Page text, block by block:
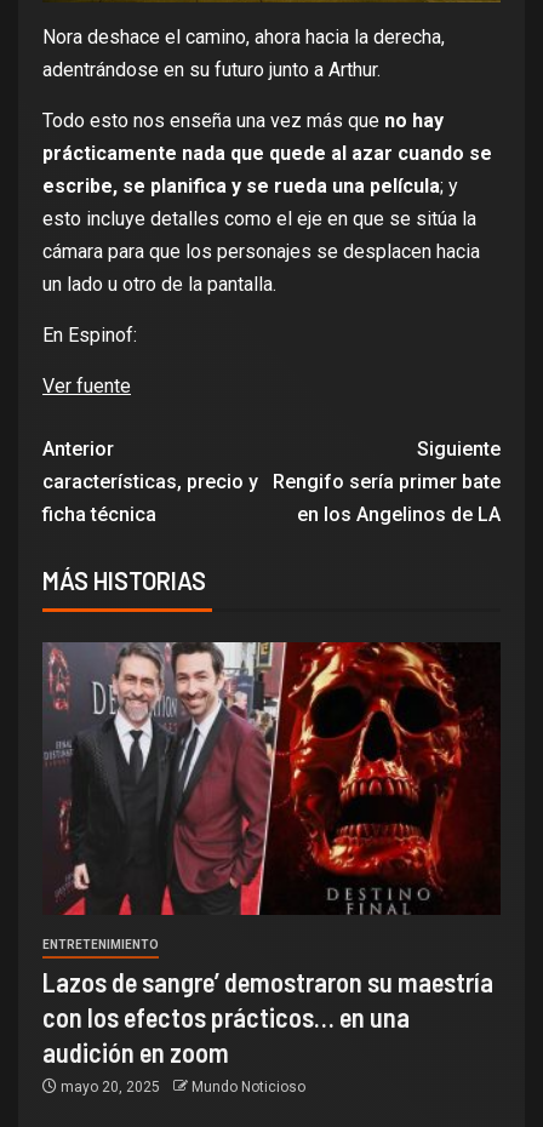
Nora deshace el camino, ahora hacia la derecha,
adentrándose en su futuro junto a Arthur.
Todo esto nos enseña una vez más que no hay
prácticamente nada que quede al azar cuando se
escribe, se planifica y se rueda una película; y
esto incluye detalles como el eje en que se sitúa la
cámara para que los personajes se desplacen hacia
un lado u otro de la pantalla.
En Espinof:
Ver fuente
Anterior
características, precio y
ficha técnica
Siguiente
Rengifo sería primer bate
en los Angelinos de LA
MÁS HISTORIAS
ENTRETENIMIENTO
Lazos de sangre’ demostraron su maestría
con los efectos prácticos… en una
audición en zoom
mayo 20, 2025 Mundo Noticioso